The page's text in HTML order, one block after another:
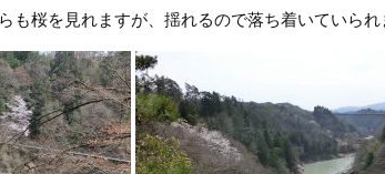
も桜を見れますが、揺れるので落ち着いていら